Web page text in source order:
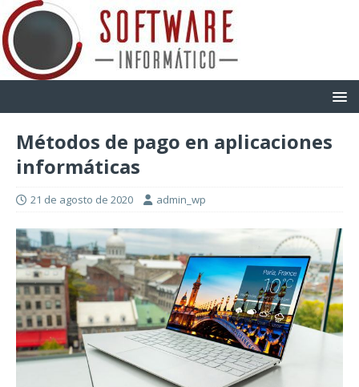
Métodos de pago en aplicaciones
informáticas
21 de agosto de 2020 admin_wp